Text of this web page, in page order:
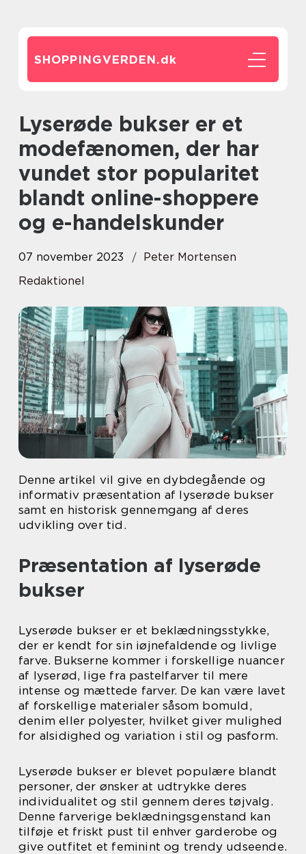
SHOPPINGVERDEN.dk
Lyserøde bukser er et
modefænomen, der har
vundet stor popularitet
blandt online-shoppere
og e-handelskunder
07 november 2023
Peter Mortensen
Redaktionel
Denne artikel vil give en dybdegående og
informativ præsentation af lyserøde bukser
samt en historisk gennemgang af deres
udvikling over tid.
Præsentation af lyserøde
bukser
Lyserøde bukser er et beklædningsstykke,
der er kendt for sin iøjnefaldende og livlige
farve. Bukserne kommer i forskellige nuancer
af lyserød, lige fra pastelfarver til mere
intense og mættede farver. De kan være lavet
af forskellige materialer såsom bomuld,
denim eller polyester, hvilket giver mulighed
for alsidighed og variation i stil og pasform.
Lyserøde bukser er blevet populære blandt
personer, der ønsker at udtrykke deres
individualitet og stil gennem deres tøjvalg.
Denne farverige beklædningsgenstand kan
tilføje et friskt pust til enhver garderobe og
give outfitet et feminint og trendy udseende.